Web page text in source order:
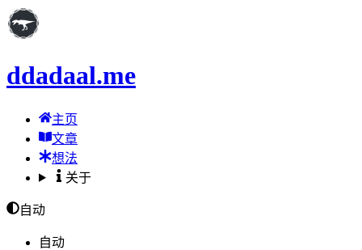
ddadaal.me
主页
文章
想法
关于
自动
自动